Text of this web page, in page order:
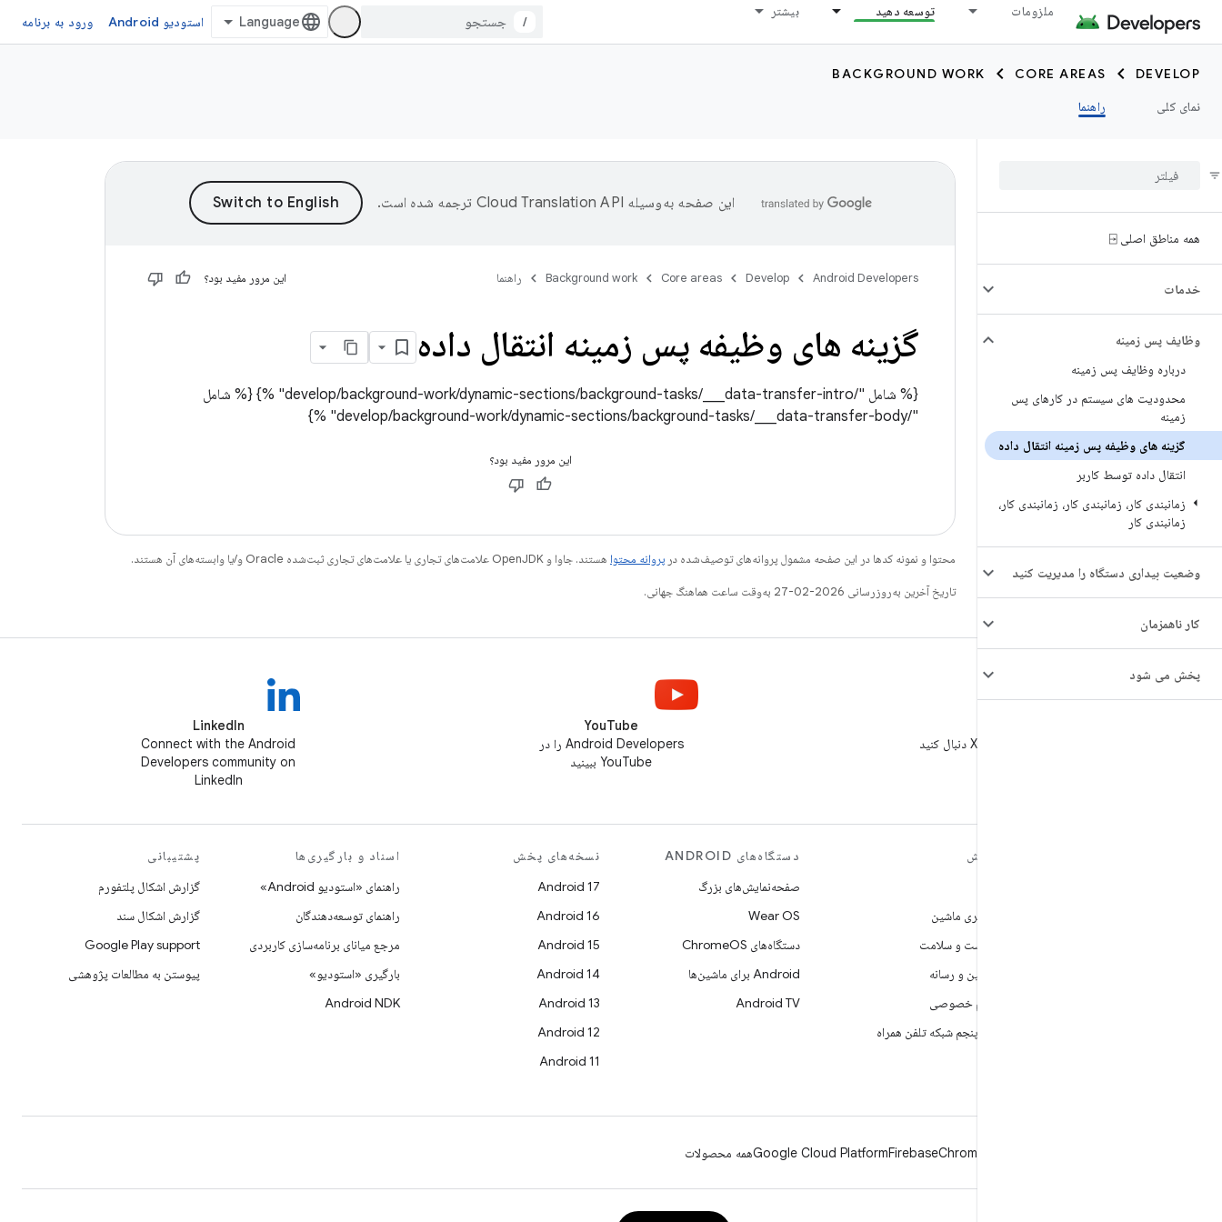
ملزومات توسعه دهید بیشتر
/ استودیو Android ورود به برنامه
DEVELOP
CORE AREAS
BACKGROUND WORK
نمای کلی
راهنما
همه مناطق اصلی ⍈
خدمات
وظایف پس زمینه
درباره وظایف پس زمینه
محدودیت های سیستم در کارهای پس
زمینه
گزینه های وظیفه پس زمینه انتقال داده
انتقال داده توسط کاربر
زمانبندی کار، زمانبندی کار، زمانبندی کار،
زمانبندی کار
وضعیت بیداری دستگاه را مدیریت کنید
کار ناهمزمان
پخش می شود
این صفحه به‌وسیله ترجمه شده است.
Android Developers
Develop
Core areas
Background work راهنما این مرور مفید بود؟
گزینه های وظیفه پس زمینه انتقال داده
{% شامل "/develop/background-work/dynamic-sections/background-tasks/___data-transfer-intro" %} {% شامل
"/develop/background-work/dynamic-sections/background-tasks/___data-transfer-body" %}
این مرور مفید بود؟
محتوا و نمونه کدها در این صفحه مشمول پروانه‌های توصیف‌شده در پروانه محتوا هستند. جاوا و OpenJDK علامت‌های تجاری یا علامت‌های تجاری ثبت‌شده Oracle و/یا وابسته‌های آن هستند.
تاریخ آخرین به‌روزرسانی 2026-02-27 به‌وقت ساعت هماهنگ جهانی.
YouTube
Android Developers را در
YouTube ببینید
LinkedIn
Connect with the Android
Developers community on
LinkedIn
کاوش
یادگیری ماشین
بهداشت و سلامت
دوربین و رسانه
حریم خصوصی
نسل پنجم شبکه تلفن همراه
دستگاه‌های ANDROID
صفحه‌نمایش‌های بزرگ
Wear OS
دستگاه‌های ChromeOS
Android برای ماشین‌ها
Android TV
نسخه‌های پخش
Android 17
Android 16
Android 15
Android 14
Android 13
Android 12
Android 11
اسناد و بارگیری‌ها
راهنمای «استودیو Android»
راهنمای توسعه‌دهندگان
مرجع میانای برنامه‌سازی کاربردی
بارگیری «استودیو»
Android NDK
پشتیبانی
گزارش اشکال پلتفورم
گزارش اشکال سند
Google Play support
پیوستن به مطالعات پژوهشی
Chrome
Firebase
Google Cloud Platformهمه محصولات